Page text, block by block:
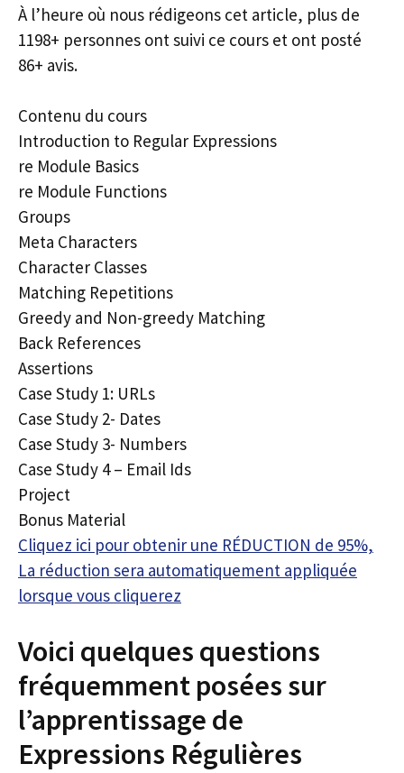
À l’heure où nous rédigeons cet article, plus de
1198+ personnes ont suivi ce cours et ont posté
86+ avis.
Contenu du cours
Introduction to Regular Expressions
re Module Basics
re Module Functions
Groups
Meta Characters
Character Classes
Matching Repetitions
Greedy and Non-greedy Matching
Back References
Assertions
Case Study 1: URLs
Case Study 2- Dates
Case Study 3- Numbers
Case Study 4 – Email Ids
Project
Bonus Material
Cliquez ici pour obtenir une RÉDUCTION de 95%,
La réduction sera automatiquement appliquée
lorsque vous cliquerez
Voici quelques questions
fréquemment posées sur
l’apprentissage de
Expressions Régulières